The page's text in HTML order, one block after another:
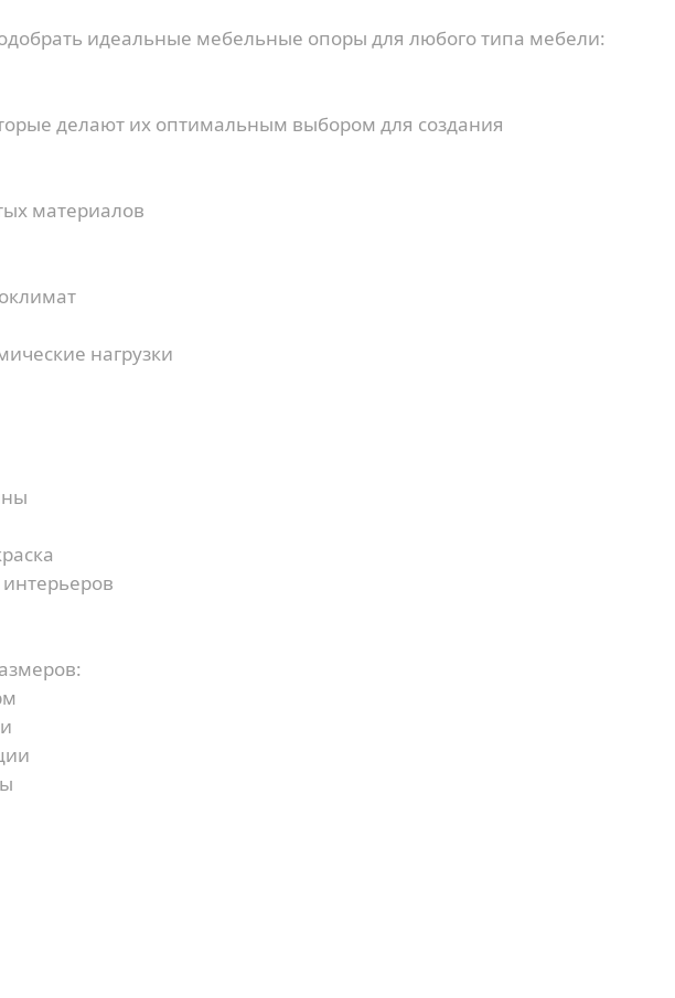
идеальные мебельные опоры для любого типа мебели:
делают их оптимальным выбором для создания
материалов
нагрузки